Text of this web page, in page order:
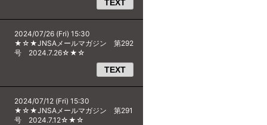
TEXT
2024/07/26 (Fri) 15:30
★☆★JNSAメールマガジン 第292
号 2024.7.26☆★☆
TEXT
2024/07/12 (Fri) 15:30
★☆★JNSAメールマガジン 第291
号 2024.7.12☆★☆